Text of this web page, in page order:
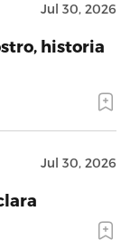
Jul 30, 2026
historia
Jul 30, 2026